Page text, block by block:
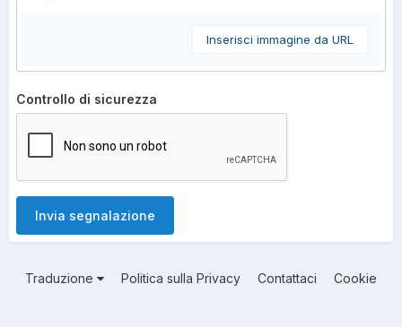
Inserisci immagine da URL
Controllo di sicurezza
Invia segnalazione
Traduzione Politica sulla Privacy Contattaci Cookie